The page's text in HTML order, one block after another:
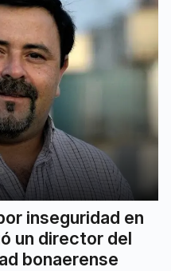
inseguridad en
un director del
bonaerense